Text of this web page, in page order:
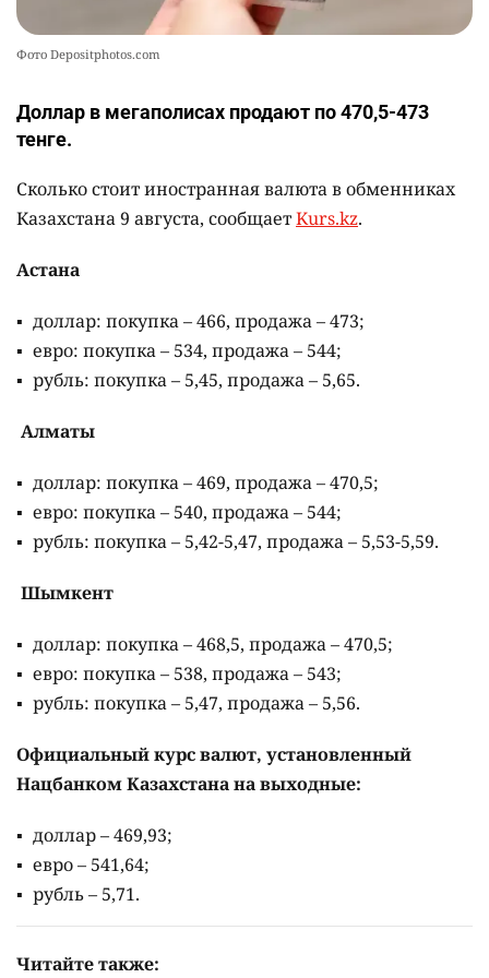
Фото Depositphotos.com
Доллар в мегаполисах продают по 470,5-473
тенге.
Сколько стоит иностранная валюта в обменниках
Казахстана 9 августа, сообщаетKurs.kz.
Астана
доллар: покупка – 466, продажа – 473;
евро: покупка – 534, продажа – 544;
рубль: покупка – 5,45, продажа – 5,65.
Алматы
доллар: покупка – 469, продажа – 470,5;
евро: покупка – 540, продажа – 544;
рубль: покупка – 5,42-5,47, продажа – 5,53-5,59.
Шымкент
доллар: покупка – 468,5, продажа – 470,5;
евро: покупка – 538, продажа – 543;
рубль: покупка – 5,47, продажа – 5,56.
Официальный курс валют, установленный
Нацбанком Казахстана на выходные:
доллар – 469,93;
евро – 541,64;
рубль – 5,71.
Читайте также: